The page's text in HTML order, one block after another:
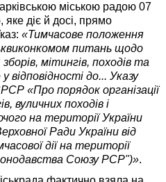
міською радою 07
діє й досі, прямо
«Тимчасове положення
питань щодо
мітингів, походів та
відповідності до... Указу
«Про порядок організації
вуличних походів і
на території України
Ради України від
дії на території
Союзу РСР")».